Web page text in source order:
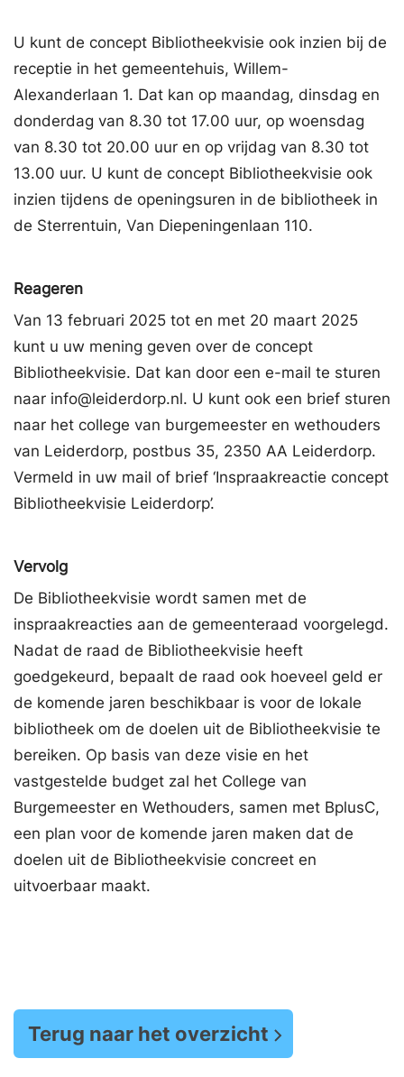
U kunt de concept Bibliotheekvisie ook inzien bij de
receptie in het gemeentehuis, Willem-
Alexanderlaan 1. Dat kan op maandag, dinsdag en
donderdag van 8.30 tot 17.00 uur, op woensdag
van 8.30 tot 20.00 uur en op vrijdag van 8.30 tot
13.00 uur. U kunt de concept Bibliotheekvisie ook
inzien tijdens de openingsuren in de bibliotheek in
de Sterrentuin, Van Diepeningenlaan 110.
Reageren
Van 13 februari 2025 tot en met 20 maart 2025
kunt u uw mening geven over de concept
Bibliotheekvisie. Dat kan door een e-mail te sturen
naar info@leiderdorp.nl. U kunt ook een brief sturen
naar het college van burgemeester en wethouders
van Leiderdorp, postbus 35, 2350 AA Leiderdorp.
Vermeld in uw mail of brief ‘Inspraakreactie concept
Bibliotheekvisie Leiderdorp’.
Vervolg
De Bibliotheekvisie wordt samen met de
inspraakreacties aan de gemeenteraad voorgelegd.
Nadat de raad de Bibliotheekvisie heeft
goedgekeurd, bepaalt de raad ook hoeveel geld er
de komende jaren beschikbaar is voor de lokale
bibliotheek om de doelen uit de Bibliotheekvisie te
bereiken. Op basis van deze visie en het
vastgestelde budget zal het College van
Burgemeester en Wethouders, samen met BplusC,
een plan voor de komende jaren maken dat de
doelen uit de Bibliotheekvisie concreet en
uitvoerbaar maakt.
Terug naar het overzicht